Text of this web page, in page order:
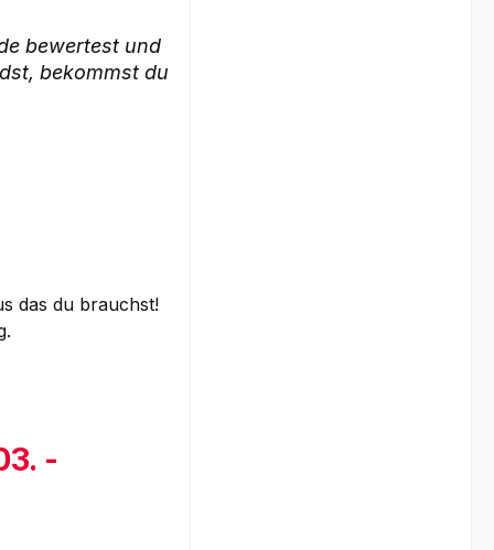
bewertest und
bekommst du
das du brauchst!
-